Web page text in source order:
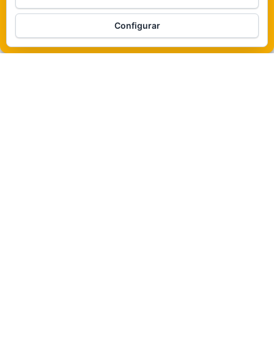
Veámos que hay aquí
Política de cookies
WordPress |Tema:
Configurar